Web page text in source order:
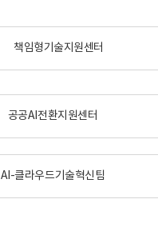
책임형기술지원센터
공공AI전환지원센터
AI-클라우드기술혁신팀